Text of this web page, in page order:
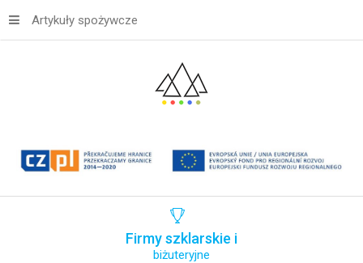
Artykuły spożywcze
Firmyszklarskie i
biżuteryjne